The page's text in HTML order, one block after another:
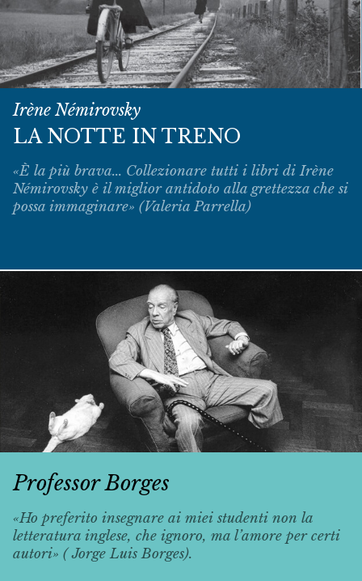
Irène Némirovsky
LA NOTTE IN TRENO
«È la più brava... Collezionare tutti i libri di Irène
Némirovsky è il miglior antidoto alla grettezza che si
possa immaginare» (Valeria Parrella)
Professor Borges
«Ho preferito insegnare ai miei studenti non la
letteratura inglese, che ignoro, ma l’amore per certi
autori» ( Jorge Luis Borges).